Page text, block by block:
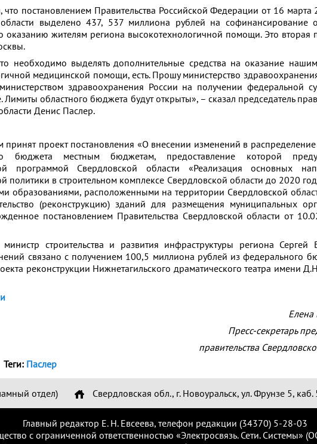
постановлением Правительства Российской Федерации от 16 марта
выделено 437, 537 миллиона рублей на софинансирование
оказанию жителям региона высокотехнологичной помощи. Это вторая
необходимо выделять дополнительные средства на оказание
медицинской помощи, есть. Прошу министерство
здравоохранения России на получении федеральной
областного бюджета будут открыты», – сказал председатель
Денис Паслер.
принят проект постановления «О внесении изменений в
бюджета местным бюджетам, предоставление которой
программой Свердловской области «Реализация основных
политики в строительном комплексе Свердловской области до 2020
образованиями, расположенными на территории Свердловской
(реконструкцию) зданий для размещения муниципальных
постановлением Правительства Свердловской области от
министр строительства и развития инфраструктуры региона Сергей
связано с получением 100,5 миллиона рублей из федерального
реконструкции Нижнетагильского драматического театра имени
Елена
Пресс-секретарь
правительства
Теги: Паслер
отдел) Свердловская обл., г. Новоуральск, ул. Фрунзе 5, каб.
Главный редактор Е. Н. Евсеева, телефон редакции (34370) 5-28-03
с ограниченной ответственностью «Электросвязь. Сети. Системы»